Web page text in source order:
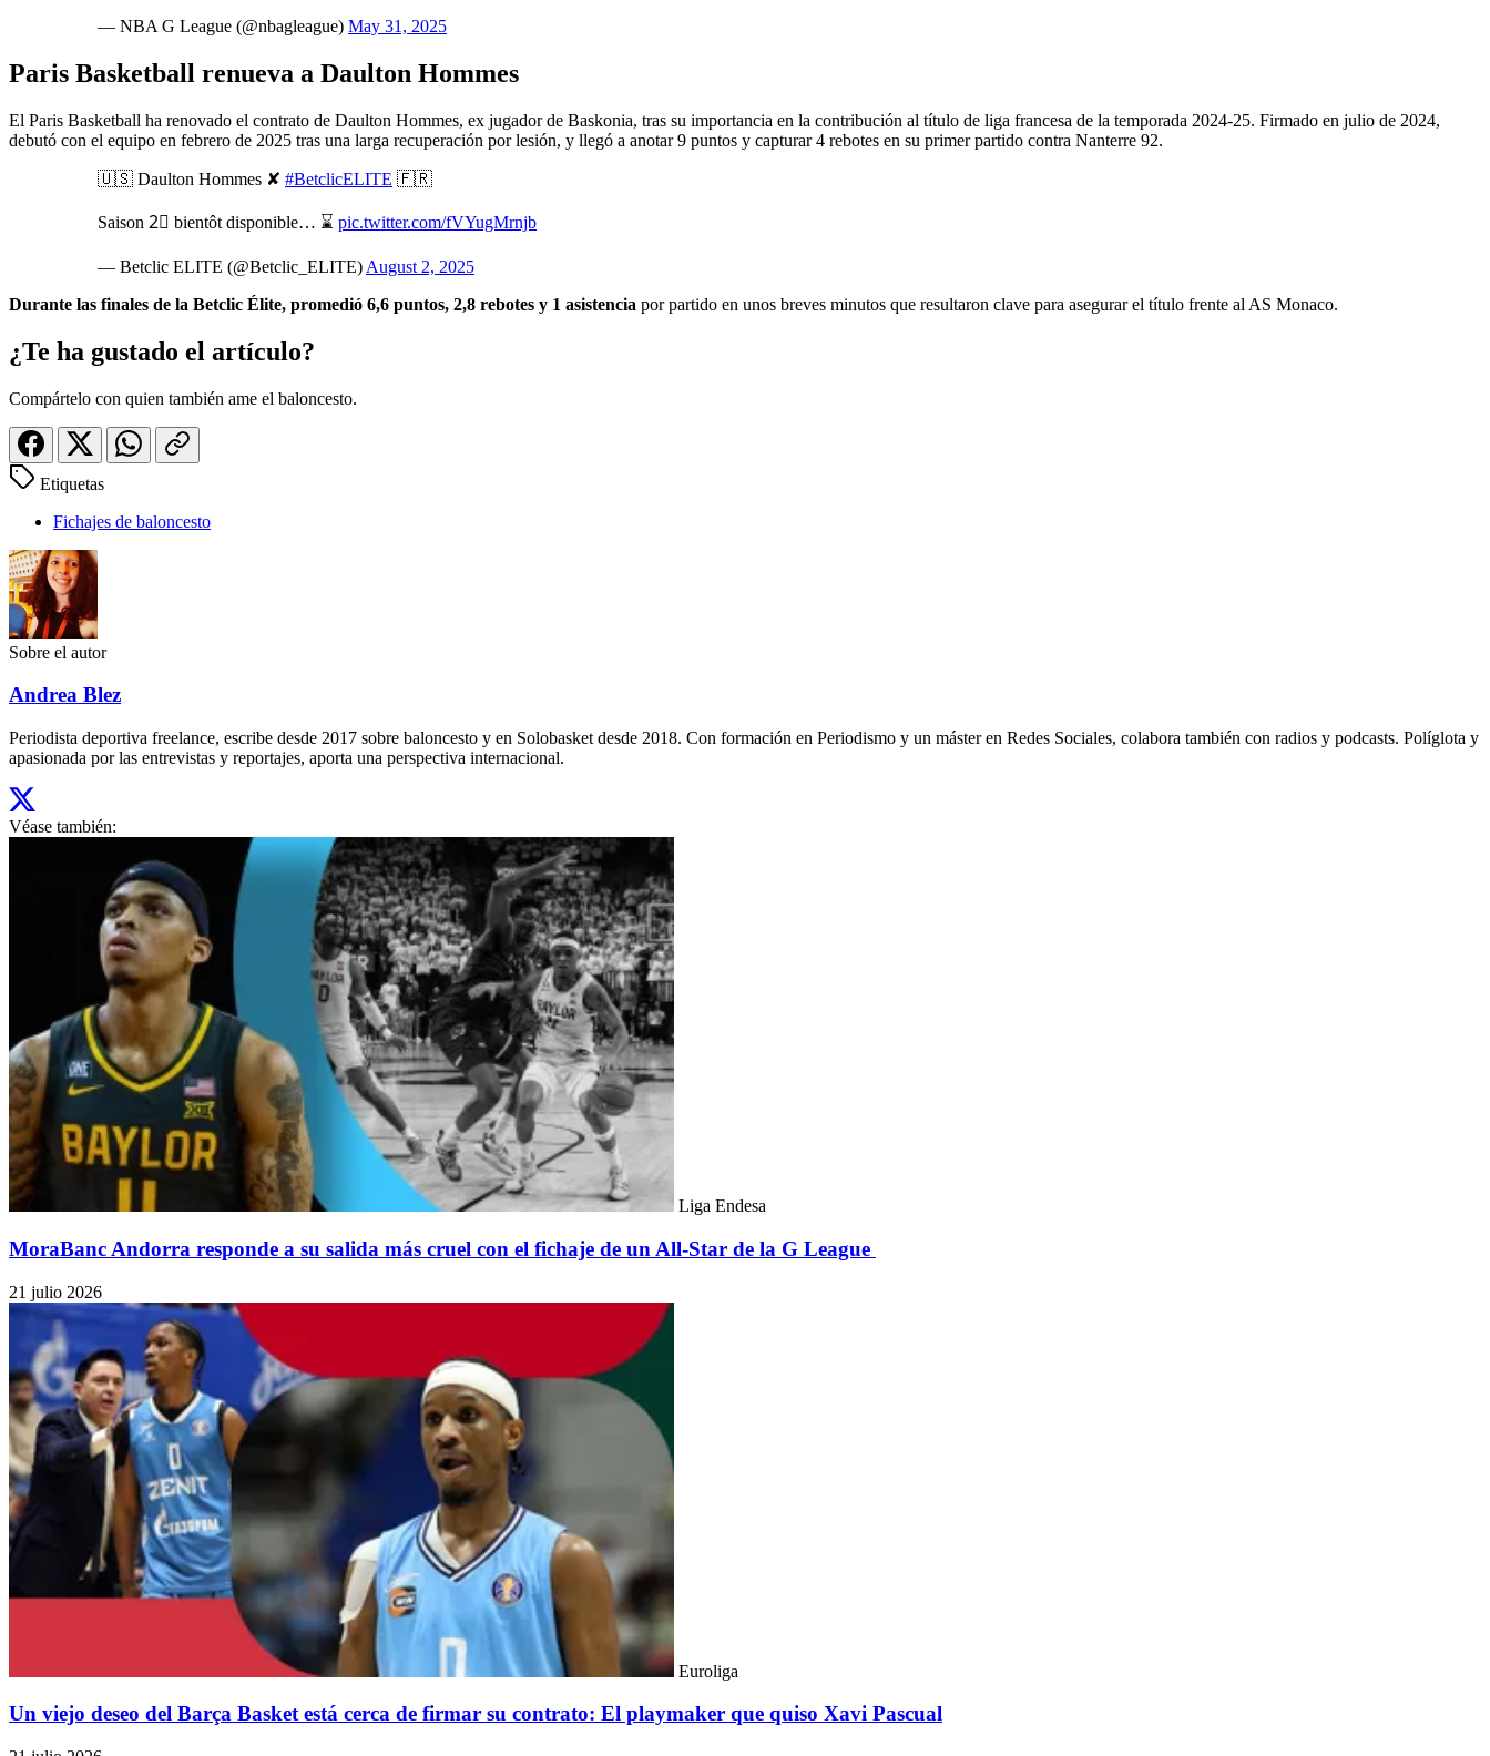
— NBA G League (@nbagleague) May 31, 2025
Paris Basketball renueva a Daulton Hommes
El Paris Basketball ha renovado el contrato de Daulton Hommes, ex jugador de Baskonia, tras su importancia en la contribución al título de liga francesa de la temporada 2024‑25. Firmado en julio de 2024,
debutó con el equipo en febrero de 2025 tras una larga recuperación por lesión, y llegó a anotar 9 puntos y capturar 4 rebotes en su primer partido contra Nanterre 92.
🇺🇸 Daulton Hommes ✘ #BetclicELITE 🇫🇷
Saison 2⃣ bientôt disponible… ⌛️ pic.twitter.com/fVYugMrnjb
— Betclic ELITE (@Betclic_ELITE) August 2, 2025
Durante las finales de la Betclic Élite, promedió 6,6 puntos, 2,8 rebotes y 1 asistencia por partido en unos breves minutos que resultaron clave para asegurar el título frente al AS Monaco.
¿Te ha gustado el artículo?
Compártelo con quien también ame el baloncesto.
Etiquetas
Fichajes de baloncesto
Sobre el autor
Andrea Blez
Periodista deportiva freelance, escribe desde 2017 sobre baloncesto y en Solobasket desde 2018. Con formación en Periodismo y un máster en Redes Sociales, colabora también con radios y podcasts. Políglota y
apasionada por las entrevistas y reportajes, aporta una perspectiva internacional.
Véase también:
Liga Endesa
MoraBanc Andorra responde a su salida más cruel con el fichaje de un All-Star de la G League
21 julio 2026
Euroliga
Un viejo deseo del Barça Basket está cerca de firmar su contrato: El playmaker que quiso Xavi Pascual